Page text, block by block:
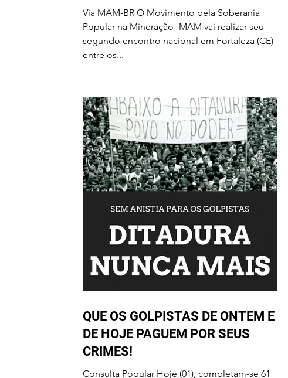
Fortaleza-CE entre os dias 24 e
28 de agosto
Via MAM-BR O Movimento pela Soberania
Popular na Mineração- MAM vai realizar seu
segundo encontro nacional em Fortaleza (CE)
entre os...
QUE OS GOLPISTAS DE ONTEM E
DE HOJE PAGUEM POR SEUS
CRIMES!
Consulta Popular Hoje (01), completam-se 61